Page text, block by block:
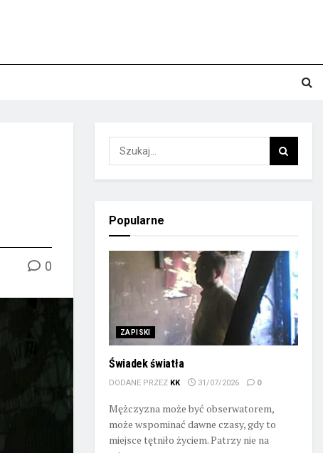
0
Popularne
ZAPISKI
Świadek światła
DODANE PRZEZ KK 31/07/2026 0
Mężczyzna może być obserwatorem,
może wspominać dawne czasy, gdy to
miejsce tętniło życiem. Patrzy nie na